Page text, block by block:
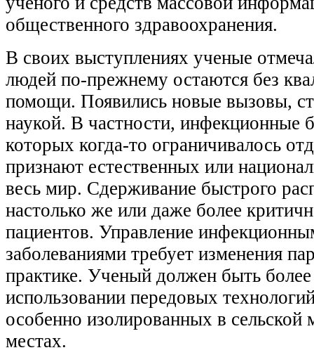
общественного здравоохранения.
В своих выступлениях ученые
людей по-прежнему остаются без
помощи. Появились новые вызовы,
наукой. В частности, инфекционные
которых когда-то ограничивалось
признают естественных или
весь мир. Сдерживание быстрого
настолько же или даже более
пациентов. Управление
заболеваниями требует изменения
практике. Ученый должен быть
использовании передовых
особенно изолированных в сельской
местах.